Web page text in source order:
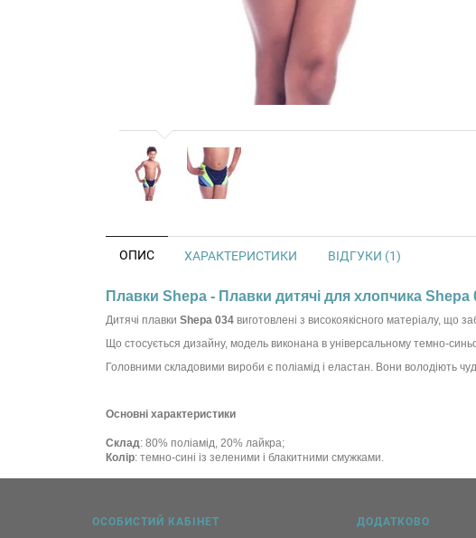
ОПИС ХАРАКТЕРИСТИКИ ВІДГУКИ (1)
Плавки Shepa - Плавки дитячі для хлопчика
Дитячі плавки Shepa 034 виготовлені з високоякісного матеріалу, що
Що стосується дизайну, модель виконана в універсальному темно-
Головними складовими вироби є поліамід і еластан. Вони володіють
Основні характеристики
Склад: 80% поліамід, 20% лайкра;
Колір: темно-сині із зеленими і блакитними смужками.
ОСОБИСТИЙ КАБІНЕТ ДОДАТКОВО